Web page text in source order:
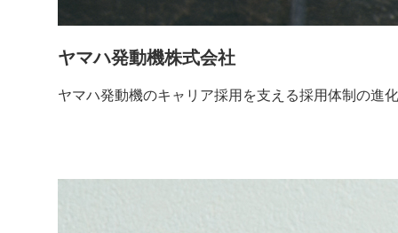
ヤマハ発動機株式会社
ヤマハ発動機のキャリア採用を支える採用体制の進